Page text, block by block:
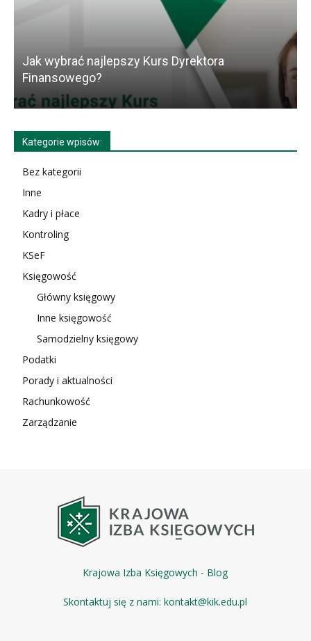
Jak wybrać najlepszy Kurs Dyrektora
Finansowego?
Kategorie wpisów:
Bez kategorii
Inne
Kadry i płace
Kontroling
KSeF
Księgowość
Główny księgowy
Inne księgowość
Samodzielny księgowy
Podatki
Porady i aktualności
Rachunkowość
Zarządzanie
Krajowa Izba Księgowych - Blog
Skontaktuj się z nami:kontakt@kik.edu.pl